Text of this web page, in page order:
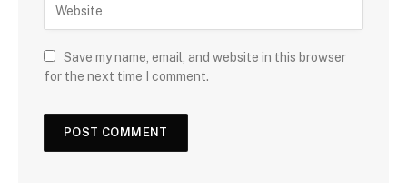
Save my name, email, and website in this browser
for the next time I comment.